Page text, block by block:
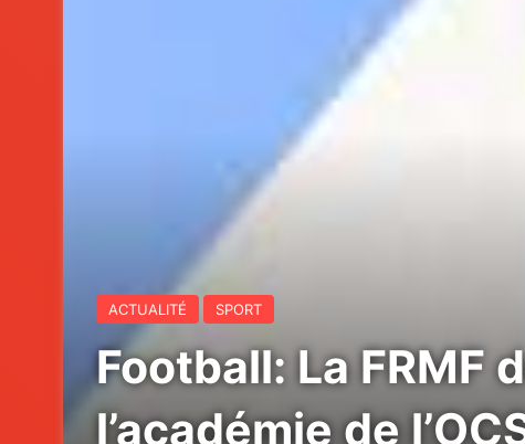
ACTUALITÉ SPORT
Football: La FRMF
l’académie de